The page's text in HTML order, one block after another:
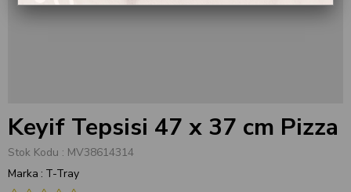
Keyif Tepsisi 47 x 37 cm Pizza
Stok Kodu
MV38614314
Marka : T-Tray